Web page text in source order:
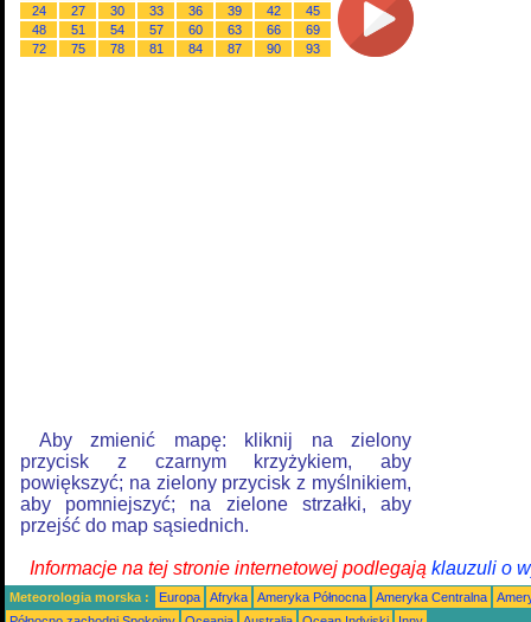
24
27 30 33 36 39 42
45
48
51 54 57 60 63 66
69
72
75 78 81 84 87 90 93
Aby zmienić mapę: kliknij na zielony
przycisk z czarnym krzyżykiem, aby
powiększyć; na zielony przycisk z myślnikiem,
aby pomniejszyć; na zielone strzałki, aby
przejść do map sąsiednich.
Informacje na tej stronie internetowej podlegają klauzuli o
Meteorologia morska : Europa Afryka Ameryka Północna Ameryka Centralna